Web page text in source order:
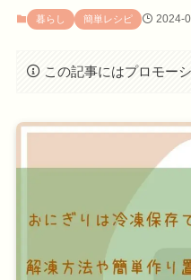
暮らし 簡単レシピ 2024-
この記事にはプロモー